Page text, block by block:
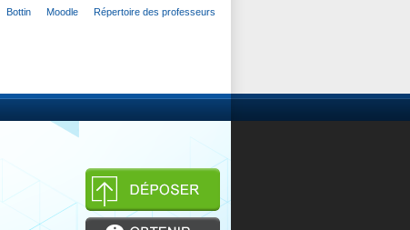
Bottin Moodle Répertoire des professeurs